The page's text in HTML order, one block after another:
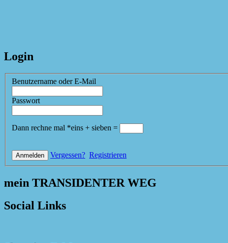
Login
Benutzername oder E-Mail
Passwort
Dann rechne mal *eins + sieben =
Vergessen? Registrieren
mein TRANSIDENTER WEG
Social Links